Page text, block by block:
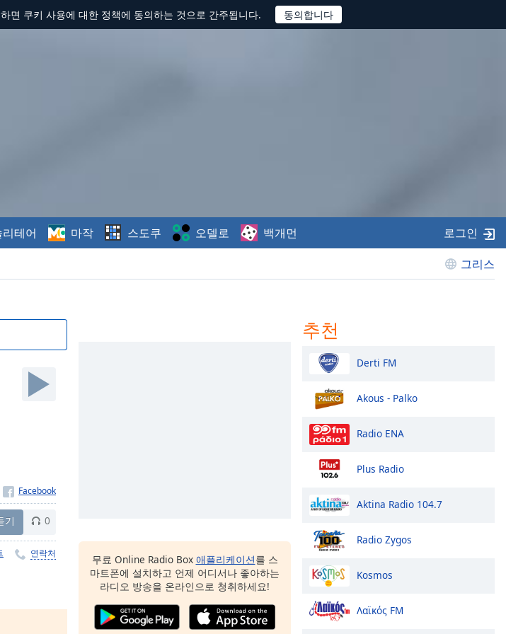
면 쿠키 사용에 대한 정책에 동의하는 것으로 간주됩니다.
그리스
리테어 마작 스도쿠 오델로 백개먼 로그인
기 0
연락처 무료 Online Radio Box 애플리케이션를 스
마트폰에 설치하고 언제 어디서나 좋아하는
라디오 방송을 온라인으로 청취하세요!
추천
Derti FM
Akous - Palko
Radio ENA
Plus Radio
Aktina Radio 104.7
Radio Zygos
Kosmos
Λαϊκός FM